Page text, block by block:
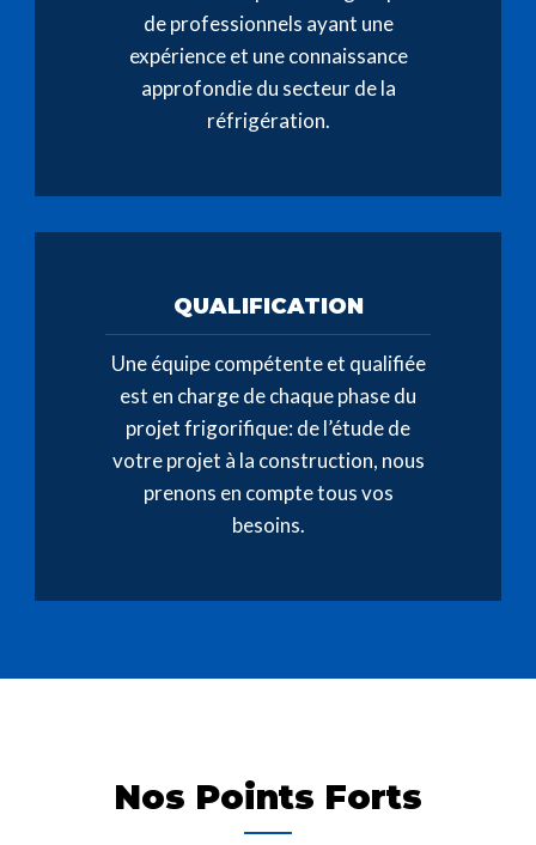
de professionnels ayant une
expérience et une connaissance
approfondie du secteur de la
réfrigération.
QUALIFICATION
Une équipe compétente et qualifiée
est en charge de chaque phase du
projet frigorifique: de l’étude de
votre projet à la construction, nous
prenons en compte tous vos
besoins.
Nos Points Forts